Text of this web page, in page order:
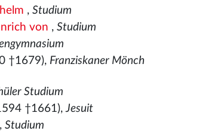
,Studium
von ,Studium
†1679), Franziskaner Mönch
Studium
†1661),Jesuit
,Studium